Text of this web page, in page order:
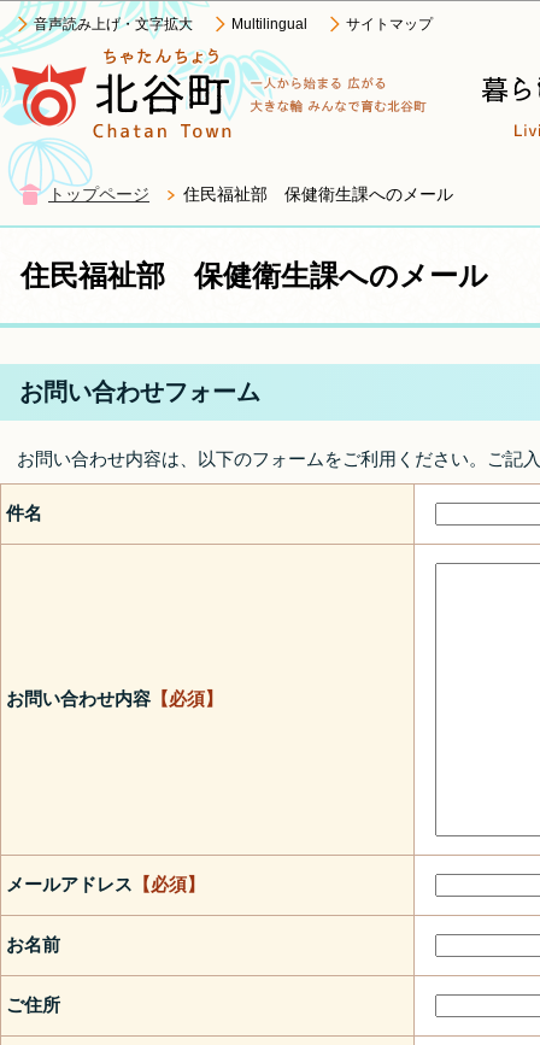
音声読み上げ・文字拡大 Multilingual サイトマップ
トップページ 住民福祉部 保健衛生課へのメール
住民福祉部 保健衛生課へのメール
お問い合わせフォーム
お問い合わせ内容は、以下のフォームをご利用ください。ご記
件名
お問い合わせ内容 【必須】
メールアドレス 【必須】
お名前
ご住所